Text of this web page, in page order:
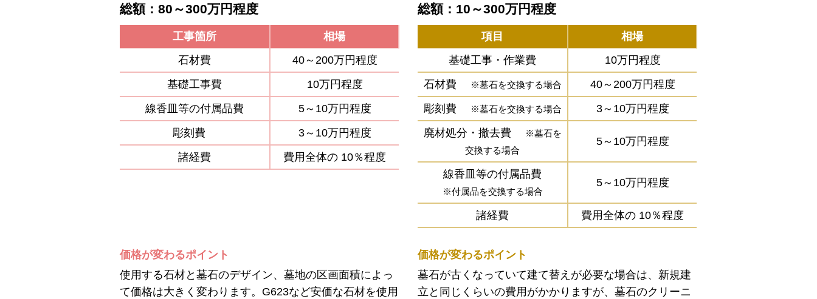
総額：80～300万円程度
工事箇所
相場
石材費
40～200万円程度
基礎工事費
10万円程度
線香皿等の付属品費
5～10万円程度
彫刻費
3～10万円程度
諸経費
費用全体の 10％程度
価格が変わるポイント
使用する石材と墓石のデザイン、墓地の区画面積によっ
て価格は大きく変わります。G623など安価な石材を使用
総額：10～300万円程度
項目
相場
基礎工事・作業費
10万円程度
石材費
※墓石を交換する場合
40～200万円程度
彫刻費
※墓石を交換する場合
3～10万円程度
廃材処分・撤去費
※墓石を
交換する場合
5～10万円程度
線香皿等の付属品費
※付属品を交換する場合
5～10万円程度
諸経費 費用全体の 10％程度
価格が変わるポイント
墓石が古くなっていて建て替えが必要な場合は、新規建
立と同じくらいの費用がかかりますが、墓石のクリーニ